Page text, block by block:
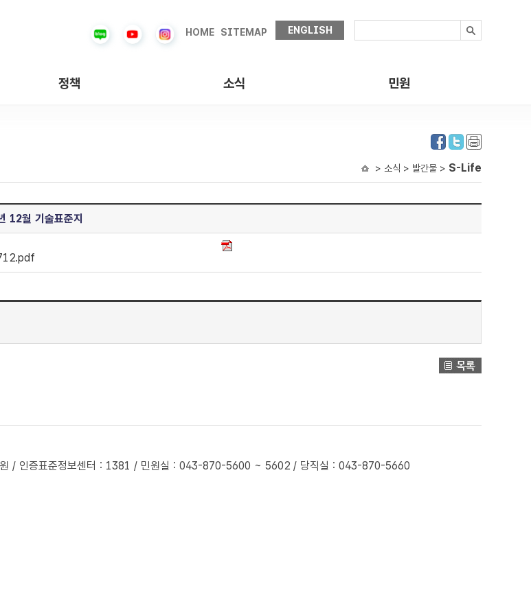
HOME SITEMAP ENGLISH
정책 소식 민원
> 소식 > 발간물 > S-Life
12월 기술표준지
원 / 인증표준정보센터 : 1381 / 민원실 : 043-870-5600 ~ 5602 / 당직실 : 043-870-5660